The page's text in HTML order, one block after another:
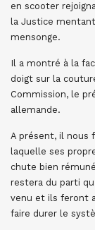
en scooter
la Justice
mensonge.
Il a montré à la
doigt sur la
Commission, le
allemande.
A présent, il nous
laquelle ses
chute bien
restera du parti
venu et ils feront
faire durer le